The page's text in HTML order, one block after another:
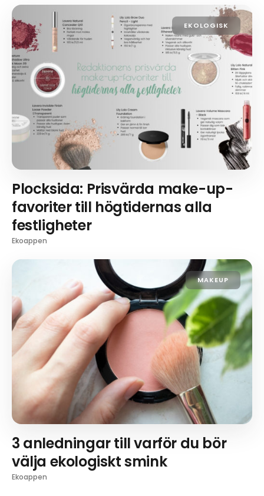
EKOLOGISK
Plocksida: Prisvärda make-up-
favoriter till högtidernas alla
festligheter
Ekoappen
MAKEUP
3 anledningar till varför du bör
välja ekologiskt smink
Ekoappen